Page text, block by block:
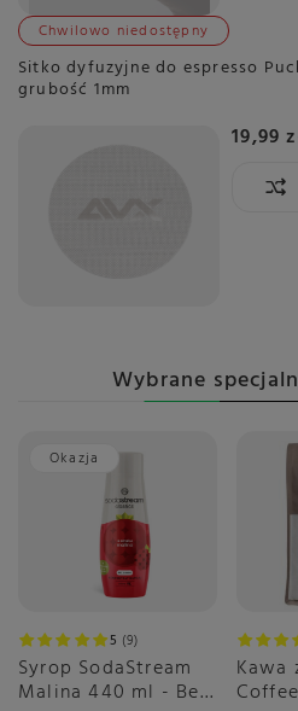
Chwilowo niedostępny
Sitko dyfuzyjne do espresso
grubość 1mm
19,99
Wybrane
Okazja
5 9
Syrop SodaStream
Malina 440 ml - Bez
Kawa